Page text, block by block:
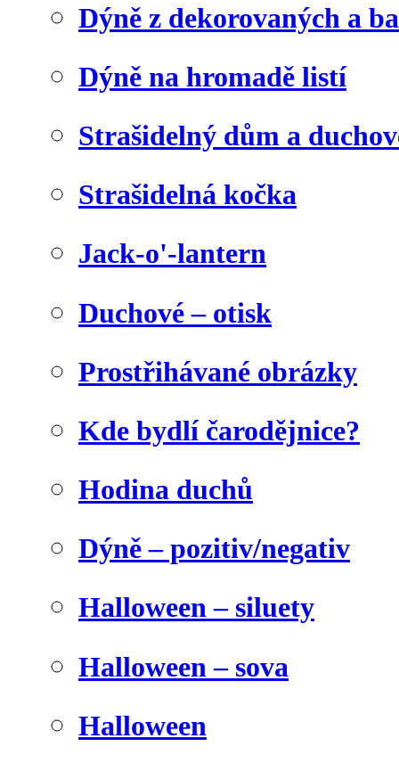
Dýně z dekorovaných a
Dýně na hromadě listí
Strašidelný dům a
Strašidelná kočka
Jack-o'-lantern
Duchové – otisk
Prostřihávané obrázky
Kde bydlí čarodějnice?
Hodina duchů
Dýně – pozitiv/negativ
Halloween – siluety
Halloween – sova
Halloween